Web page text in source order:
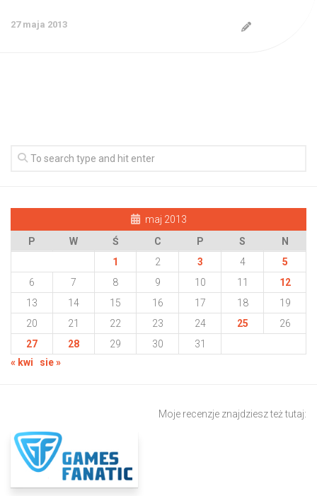
27 maja 2013
maj 2013
P
W Ś C P S
N
1
2 3 4
5
6
7 8 9 10 11
12
13
14 15 16 17 18
19
20
21 22 23 24 25
26
27
28 29 30
31
« kwi
sie »
Moje recenzje znajdziesz też tutaj: